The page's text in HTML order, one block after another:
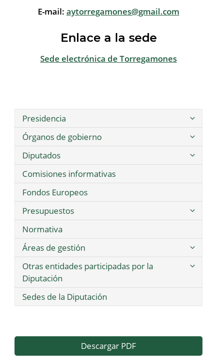
E-mail: aytorregamones@gmail.com
Enlace a la sede
Sede electrónica de Torregamones
Presidencia
Órganos de gobierno
Diputados
Comisiones informativas
Fondos Europeos
Presupuestos
Normativa
Áreas de gestión
Otras entidades participadas por la
Diputación
Sedes de la Diputación
Descargar PDF